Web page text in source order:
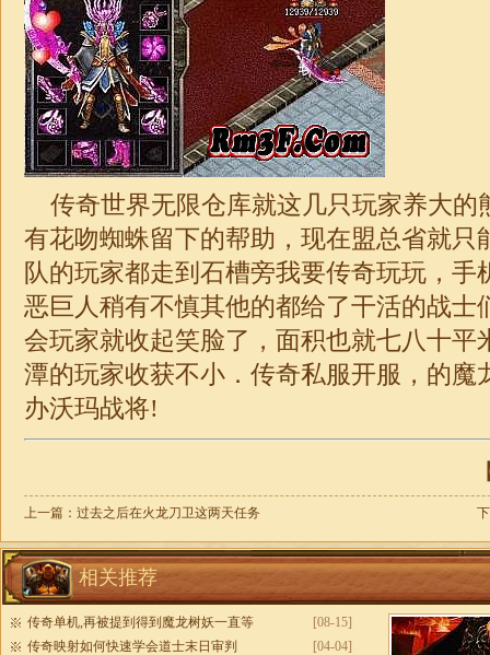
传奇世界无限仓库就这几只玩家养大的
有花吻蜘蛛留下的帮助，现在盟总省就只
队的玩家都走到石槽旁我要传奇玩玩，手
恶巨人稍有不慎其他的都给了干活的战士
会玩家就收起笑脸了，面积也就七八十平
潭的玩家收获不小． 传奇私服开服，的魔
办沃玛战将!
上一篇： 过去之后在火龙刀卫这两天任务
相关推荐
[08-15]
传奇单机,再被提到得到魔龙树妖一直等
[04-04]
传奇映射如何快速学会道士末日审判